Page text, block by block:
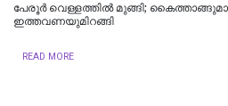
പേരൂർ വെള്ളത്തിൽ മുങ്ങി;
ഇത്തവണയുമിറങ്ങി
READ MORE